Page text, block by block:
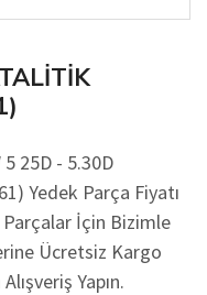
5 25D - 5.30D
Yedek Parça Fiyatı
Parçalar İçin Bizimle
Ücretsiz Kargo
Yapın.